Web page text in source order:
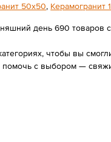
50х50, Керамогранит
день 690 товаров
чтобы вы
помочь с выбором —